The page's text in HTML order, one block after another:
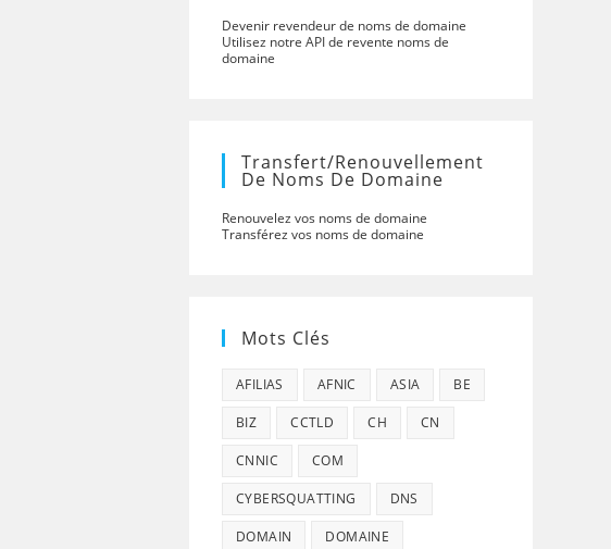
Devenir revendeur de noms de domaine
Utilisez notre API de revente noms de
domaine
Transfert/renouvellement
De Noms De Domaine
Renouvelez vos noms de domaine
Transférez vos noms de domaine
Mots Clés
AFILIAS AFNIC ASIA BE
BIZ CCTLD CH CN
CNNIC COM
CYBERSQUATTING DNS
DOMAIN DOMAINE